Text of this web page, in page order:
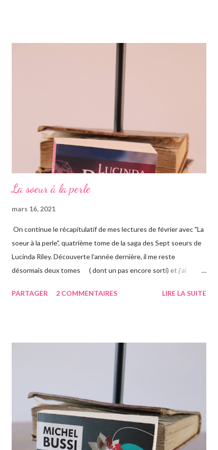
rapidement, un vieil homme de plus de quatre-vingts-ans a
adopté six filles, issues de ses voyages qu'il élève à Genève en
également par Marina, appelée Ma, leur gouvernante/nounou
La soeur à la perle
mars 16, 2021
On continue le récapitulatif de mes lectures de février avec "La
soeur à la perle", quatrième tome de la saga des Sept soeurs de
Lucinda Riley. Découverte l'année dernière, il me reste
désormais deux tomes ( dont un pas encore sorti) et j'ai
avez pu le voir précédemment sur le blog. Cette fois-ci on suit la
campagne anglaise, elle va quant à elle partir à l'autre bout du
globe. Habituée à voyager, mais jamais seule, ce long courrier lui
d'arriver en Australie, elle fait escale plusieurs semaines en
Thaïlande, sur l'île de Krabi, où elle était déjà allée avec sa soeur.
Elle retrouve des personnes qu'elle conn...
PARTAGER 2 COMMENTAIRES LIRE LA SUITE